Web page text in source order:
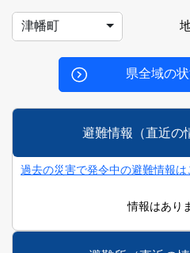
津幡町
県全域の
避難情報（直近の
過去の災害で発令中の避難情報は
情報はあり